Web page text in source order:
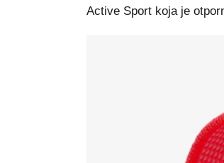
Active Sport koja je